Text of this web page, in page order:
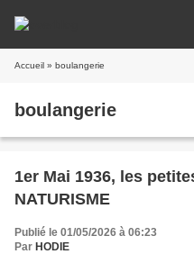
Accueil » boulangerie
boulangerie
1er Mai 1936, les
NATURISME
Publié le 01/05/2026 à 06:23
Par HODIE